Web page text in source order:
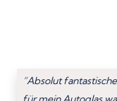
“Absolut